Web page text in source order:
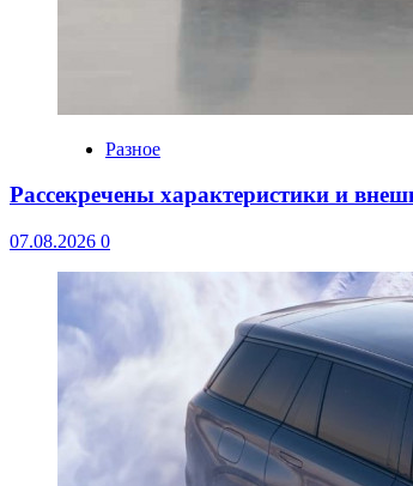
Разное
Рассекречены характеристики и
07.08.2026 0